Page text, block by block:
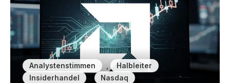
Analystenstimmen , Halbleiter
Insiderhandel Nasdaq